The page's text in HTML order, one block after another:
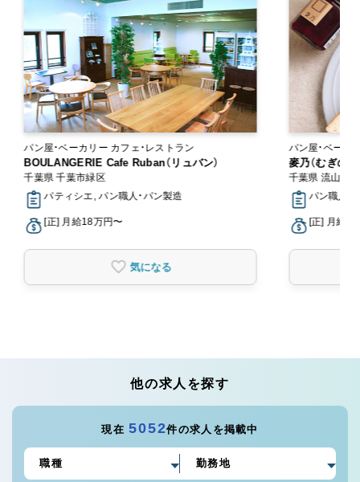
パン屋・ベーカリー カフェ・レストラン
BOULANGERIE Cafe Ruban（リュバン）
千葉県 千葉市緑区
パティシエ, パン職人・パン製造
[正] 月給18万円〜
気になる
パン屋・ベーカ
麥乃（むぎの）
千葉県 流山市
パン職人・
[正] 月給
他の求人を探す
現在5052件の求人を掲載中